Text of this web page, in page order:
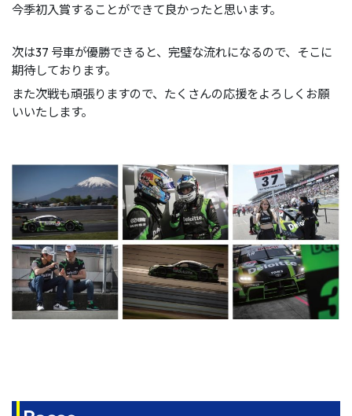
今季初入賞することができて良かったと思います。
次は37 号車が優勝できると、完璧な流れになるので、そこに
期待しております。
また次戦も頑張りますので、たくさんの応援をよろしくお願
いいたします。